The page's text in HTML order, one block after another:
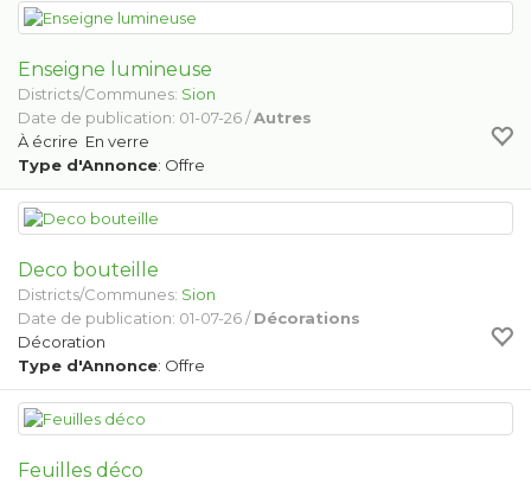
Enseigne lumineuse
Districts/Communes: Sion
Date de publication: 01-07-26 /Autres
À écrire En verre
Type d'Annonce: Offre
Deco bouteille
Districts/Communes: Sion
Date de publication: 01-07-26 /Décorations
Décoration
Type d'Annonce: Offre
Feuilles déco